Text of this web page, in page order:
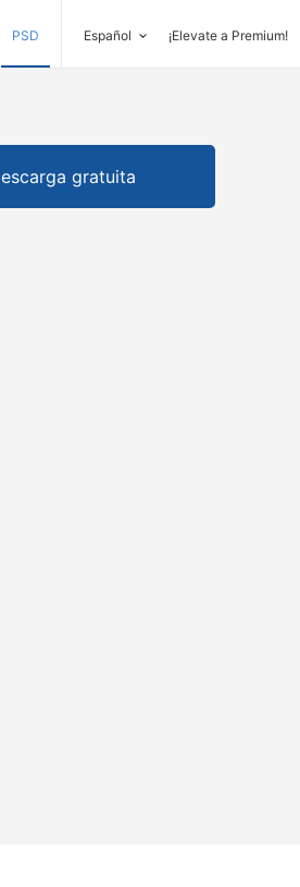
PSD Español ¡Elevate a Premium!
gratuita